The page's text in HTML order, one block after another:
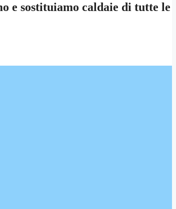
e sostituiamo caldaie di tutte le